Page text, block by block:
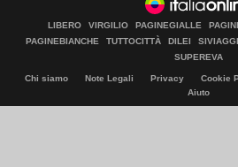
LIBERO VIRGILIO PAGINEGIALLE
PAGINEBIANCHE
TUTTOCITTÀ DILEI
SUPEREVA
Chi siamo Note Legali Privacy Cookie
Aiuto